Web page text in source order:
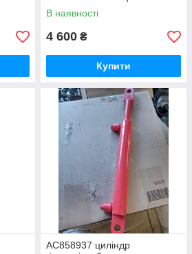
В наявності
4 600 ₴
Купити
AC858937 циліндр